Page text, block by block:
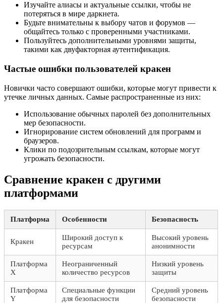
Изучайте алиасы и актуальные ссылки, чтобы не
потеряться в мире даркнета.
Будьте внимательны к выбору чатов и форумов —
общайтесь только с проверенными участниками.
Пользуйтесь дополнительными уровнями защиты,
такими как двуфакторная аутентификация.
Частые ошибки пользователей кракен
Новички часто совершают ошибки, которые могут привести к
утечке личных данных. Самые распространенные из них:
Использование обычных паролей без дополнительных
мер безопасности.
Игнорирование систем обновлений для программ и
браузеров.
Клики по подозрительным ссылкам, которые могут
угрожать безопасности.
Сравнение кракен с другими
платформами
Платформа Особенности Безопасность
Кракен
Широкий доступ к
ресурсам
Высокий уровень
анонимности
Платформа
X
Неограниченный
количество ресурсов
Низкий уровень
защиты
Платформа
Y
Специальные функции
для безопасности
Средний уровень
безопасности